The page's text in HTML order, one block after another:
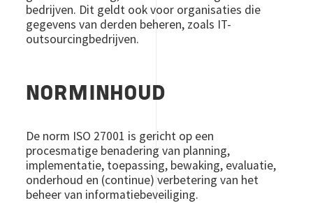
bedrijven. Dit geldt ook voor organisaties die
gegevens van derden beheren, zoals IT-
outsourcingbedrijven.
NORMINHOUD
De norm ISO 27001 is gericht op een
procesmatige benadering van planning,
implementatie, toepassing, bewaking, evaluatie,
onderhoud en (continue) verbetering van het
beheer van informatiebeveiliging.